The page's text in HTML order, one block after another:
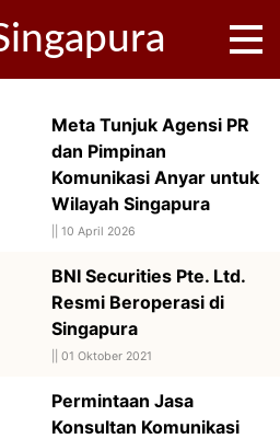
Meta Tunjuk Agensi PR
dan Pimpinan
Komunikasi Anyar untuk
Wilayah Singapura
10 April 2026
BNI Securities Pte. Ltd.
Resmi Beroperasi di
Singapura
01 Oktober 2021
Permintaan Jasa
Konsultan Komunikasi